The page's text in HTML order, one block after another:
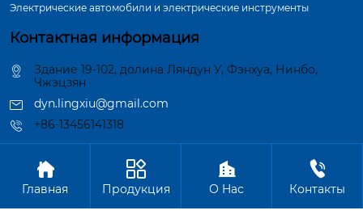
Электрические автомобили и электрические инструменты
Контактная информация
Здание 19-102, долина Ляндун У, Фэнхуа, Нинбо,
Чжэцзян
dyn.lingxiu@gmail.com
+86-13456141318
Авторское право©ООО Нинбо Синшэн Шафт Индастри

Главная

Продукция

О Hас

Контакты